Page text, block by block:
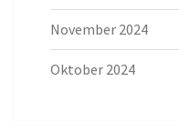
November 2024
Oktober 2024